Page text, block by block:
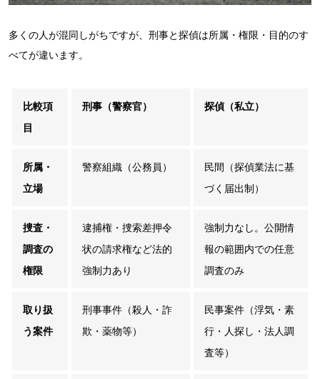
多くの人が混同しがちですが、刑事と探偵は所属・権限・目的のす
べてが違います。
比較項
目
刑事（警察官） 探偵（私立）
所属・
立場
警察組織（公務員）
民間（探偵業法に基
づく届出制）
捜査・
調査の
権限
逮捕権・捜索差押令
状の請求権など法的
強制力あり
強制力なし。公開情
報の範囲内での任意
調査のみ
取り扱
う案件
刑事事件（殺人・詐
欺・薬物等）
民事案件（浮気・素
行・人探し・法人調
査等）